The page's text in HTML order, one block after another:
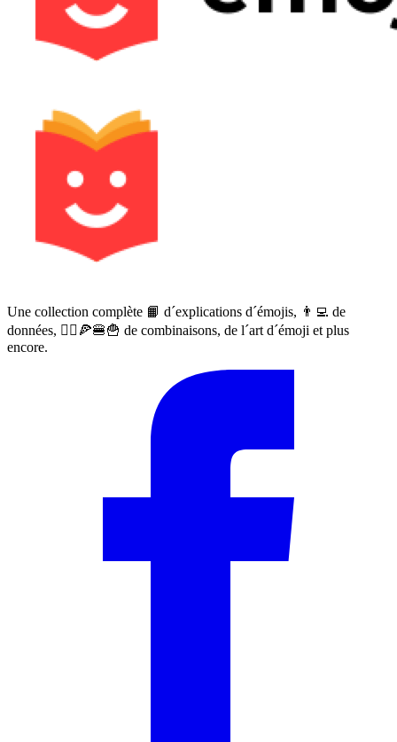
Une collection complète 📙 d´explications d´émojis, 👨‍💻 de
données, 🙅‍♀️🍕🍔🍟 de combinaisons, de l´art d´émoji et plus
encore.